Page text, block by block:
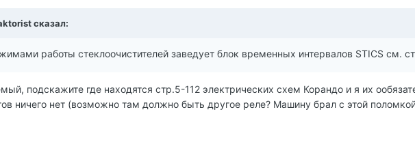
сказал:
работы стеклоочистителей заведует блок временных интервалов STICS см.
подскажите где находятся стр.5-112 электрических схем Корандо и я их
ничего нет (возможно там должно быть другое реле? Машину брал с этой